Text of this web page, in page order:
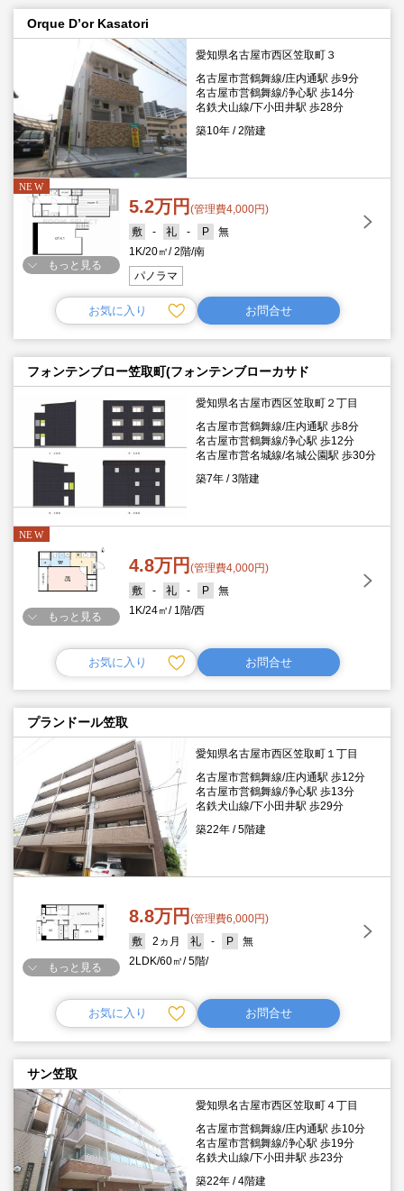
Orque D’or Kasatori
愛知県名古屋市西区笠取町３
名古屋市営鶴舞線/庄内通駅 歩9分
名古屋市営鶴舞線/浄心駅 歩14分
名鉄犬山線/下小田井駅 歩28分
築10年
2階建
もっと見る
2階 南
5.2万円(管理費4,000円)
-
-
1K 20㎡
無
パノラマ
お気に入り お問合せ
フォンテンブロー笠取町(フォンテンブローカサド
愛知県名古屋市西区笠取町２丁目
名古屋市営鶴舞線/庄内通駅 歩8分
名古屋市営鶴舞線/浄心駅 歩12分
名古屋市営名城線/名城公園駅 歩30分
築7年
3階建
もっと見る 1階 西
4.8万円(管理費4,000円)
-
-
1K 24㎡
無
お気に入り お問合せ
プランドール笠取
愛知県名古屋市西区笠取町１丁目
名古屋市営鶴舞線/庄内通駅 歩12分
名古屋市営鶴舞線/浄心駅 歩13分
名鉄犬山線/下小田井駅 歩29分
築22年
5階建
もっと見る 5階
8.8万円(管理費6,000円)
2ヵ月
-
2LDK 60㎡
無
お気に入り お問合せ
サン笠取
愛知県名古屋市西区笠取町４丁目
名古屋市営鶴舞線/庄内通駅 歩10分
名古屋市営鶴舞線/浄心駅 歩19分
名鉄犬山線/下小田井駅 歩23分
築22年
4階建